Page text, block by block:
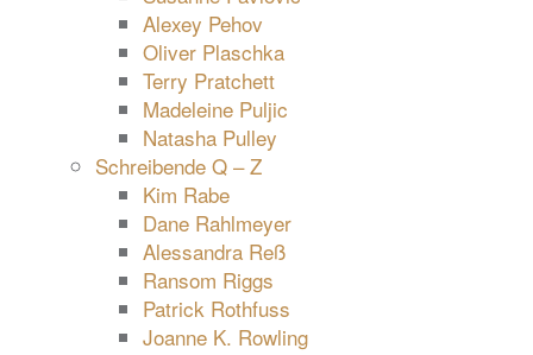
Alexey Pehov
Oliver Plaschka
Terry Pratchett
Madeleine Puljic
Natasha Pulley
Schreibende Q – Z
Kim Rabe
Dane Rahlmeyer
Alessandra Reß
Ransom Riggs
Patrick Rothfuss
Joanne K. Rowling